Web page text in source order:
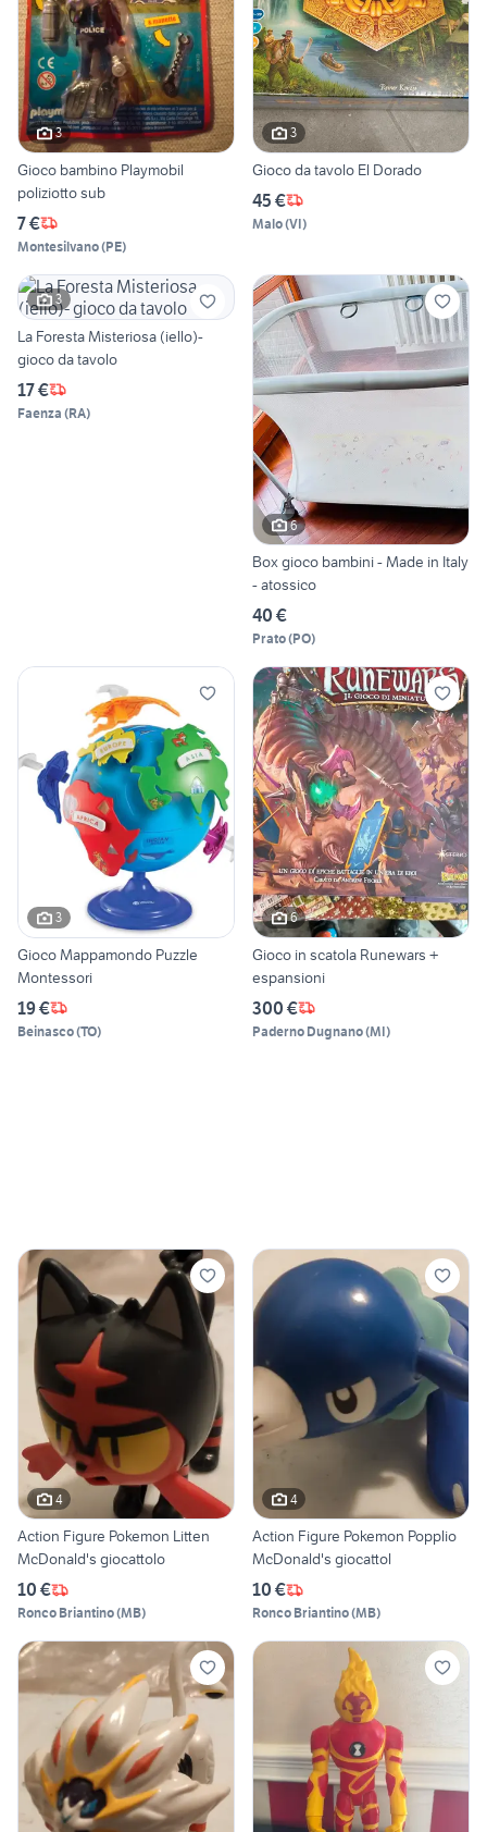
3
Gioco bambino Playmobil
poliziotto sub
7 €
Montesilvano(PE)
3
Gioco da tavolo El Dorado
45 €
Malo(VI)
3
La Foresta Misteriosa (iello)-
gioco da tavolo
17 €
Faenza (RA)
6
Box gioco bambini - Made in Italy
- atossico
40 €
Prato(PO)
3
Gioco Mappamondo Puzzle
Montessori
19 €
Beinasco(TO)
6
Gioco in scatola Runewars +
espansioni
300 €
Paderno Dugnano(MI)
4
Action Figure Pokemon Litten
McDonald's giocattolo
10 €
Ronco Briantino(MB)
4
Action Figure Pokemon Popplio
McDonald's giocattol
10 €
Ronco Briantino(MB)